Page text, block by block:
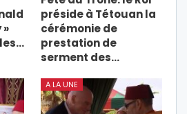
préside à Tétouan la
cérémonie de
prestation de
serment des…
A LA UNE